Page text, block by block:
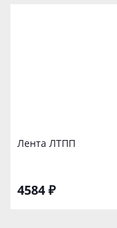
Лента ЛТПП
4584 ₽